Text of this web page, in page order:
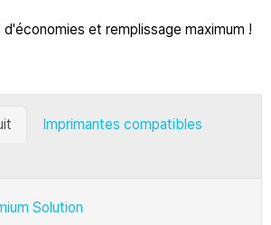
d'économies et remplissage maximum !
Imprimantes compatibles
Solution